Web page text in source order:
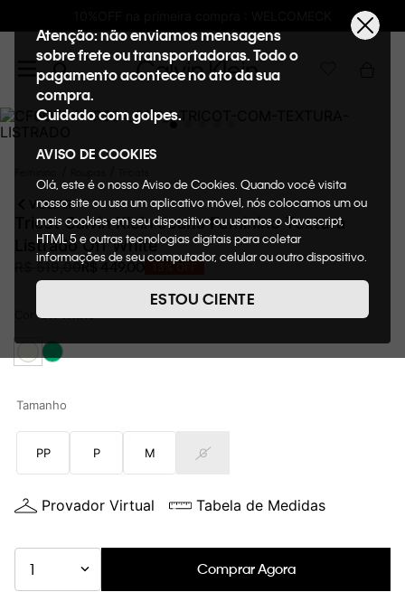
Atenção: não enviamos mensagens
sobre frete ou transportadoras. Todo o
pagamento acontece no ato da sua
compra.
Cuidado com golpes.
AVISO DE COOKIES
Olá, este é o nosso Aviso de Cookies. Quando você visita
nosso site ou usa um aplicativo móvel, nós colocamos um ou
mais cookies em seu dispositivo ou usamos o Javascript,
HTML 5 e outras tecnologias digitais para coletar
informações de seu computador, celular ou outro dispositivo.
de cookies, informaremos quais cookies usaremos e quais
suas funções. A forma como processamos os dados
nosso Aviso de Privacidade. Quando você visita nosso site,
consideraremos isso como sua solicitação específica para
entre outros, a capacidade de comprar um item em nossa
Cookies acesse o link.
ESTOU CIENTE
VOLTAR
Tricot Calvin Klein Jeans Feminino Textura
Listrado Off White
519,00R$ 449 ,00 13%OFF
CorOff White
Tamanho
PP P M G
Provador Virtual Tabela de Medidas
1 Comprar Agora